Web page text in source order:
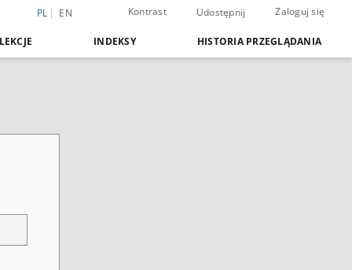
PL EN Kontrast Udostępnij Zaloguj się
INDEKSY HISTORIA PRZEGLĄDANIA